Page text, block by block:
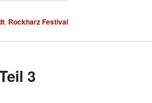
, Rockharz Festival
3